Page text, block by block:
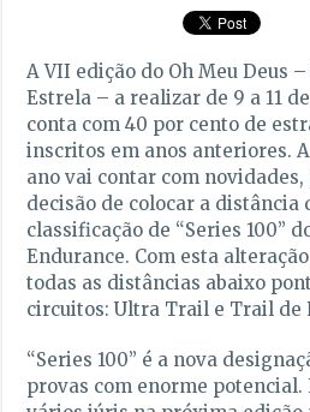
A VII edição do Oh Meu Deus
Estrela – a realizar de 9 a 11
conta com 40 por cento de
inscritos em anos anteriores.
ano vai contar com
decisão de colocar a distância
classificação de “Series 100”
Endurance. Com esta
todas as distâncias abaixo
circuitos: Ultra Trail e Trail de
“Series 100” é a nova
provas com enorme potencial.